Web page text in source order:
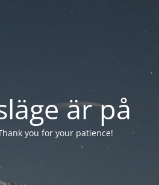
är på
you for your patience!